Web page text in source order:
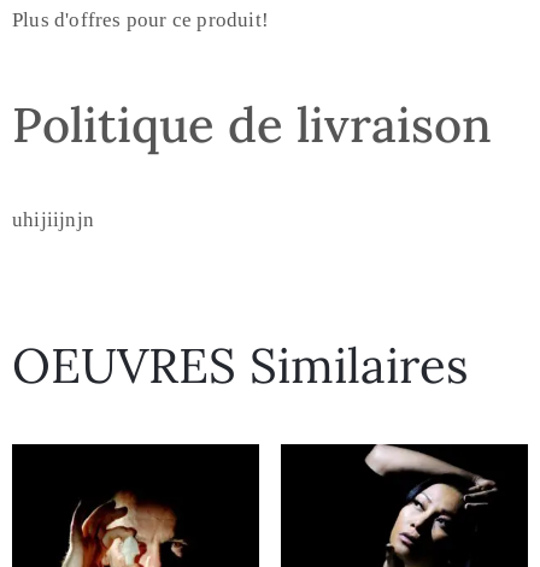
Plus d'offres pour ce produit!
Politique de livraison
uhijiijnjn
OEUVRES Similaires